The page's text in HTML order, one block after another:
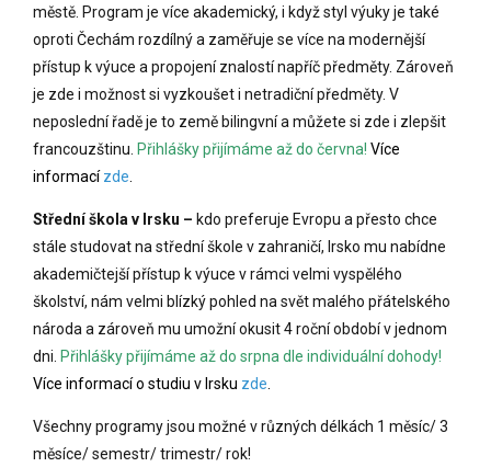
městě. Program je více akademický, i když styl výuky je také
oproti Čechám rozdílný a zaměřuje se více na modernější
přístup k výuce a propojení znalostí napříč předměty. Zároveň
je zde i možnost si vyzkoušet i netradiční předměty. V
neposlední řadě je to země bilingvní a můžete si zde i zlepšit
francouzštinu. Přihlášky přijímáme až do června! Více
informacízde
Střední škola v Irsku – kdo preferuje Evropu a přesto chce
stále studovat na střední škole v zahraničí, Irsko mu nabídne
akademičtejší přístup k výuce v rámci velmi vyspělého
školství, nám velmi blízký pohled na svět malého přátelského
národa a zároveň mu umožní okusit 4 roční období v jednom
dni. Přihlášky přijímáme až do srpna dle individuální dohody!
Více informací o studiu v Irsku zde
Všechny programy jsou možné v různých délkách 1 měsíc/ 3
měsíce/ semestr/ trimestr/ rok!